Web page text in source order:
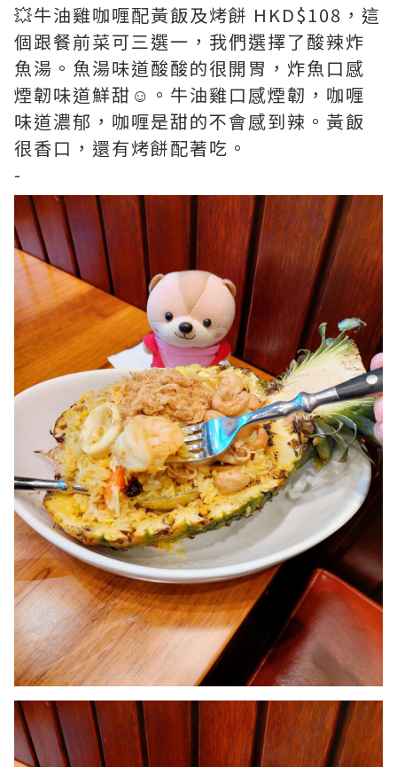
💥牛油雞咖喱配黃飯及烤餅 HKD$108，這
個跟餐前菜可三選一，我們選擇了酸辣炸
魚湯。魚湯味道酸酸的很開胃，炸魚口感
煙韌味道鮮甜☺。牛油雞口感煙韌，咖喱
味道濃郁，咖喱是甜的不會感到辣。黃飯
很香口，還有烤餅配著吃。
-